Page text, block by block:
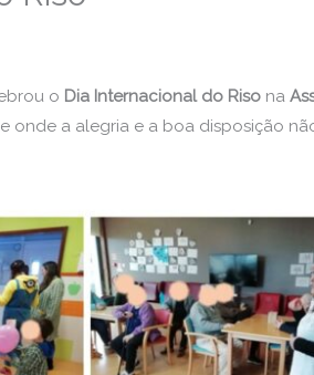
o Dia Internacional do Riso na
onde a alegria e a boa disposição